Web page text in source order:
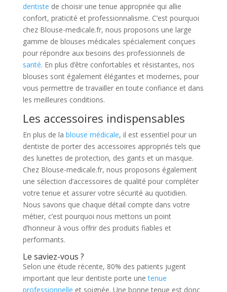
dentiste de choisir une tenue appropriée qui allie
confort, praticité et professionnalisme. C’est pourquoi
chez Blouse-medicale.fr, nous proposons une large
gamme de blouses médicales spécialement conçues
pour répondre aux besoins des professionnels de
santé. En plus d’être confortables et résistantes, nos
blouses sont également élégantes et modernes, pour
vous permettre de travailler en toute confiance et dans
les meilleures conditions.
Les accessoires indispensables
En plus de la blouse médicale, il est essentiel pour un
dentiste de porter des accessoires appropriés tels que
des lunettes de protection, des gants et un masque.
Chez Blouse-medicale.fr, nous proposons également
une sélection d’accessoires de qualité pour compléter
votre tenue et assurer votre sécurité au quotidien.
Nous savons que chaque détail compte dans votre
métier, c’est pourquoi nous mettons un point
d’honneur à vous offrir des produits fiables et
performants.
Le saviez-vous ?
Selon une étude récente, 80% des patients jugent
important que leur dentiste porte unetenue
professionnelle et soignée. Une bonne tenue est donc